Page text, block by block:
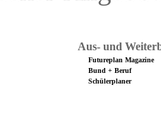
Aus- und
Futureplan Magazine
Bund + Beruf
Schülerplaner